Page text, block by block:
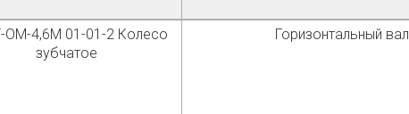
ОМ-4,6М 01-01-2 Колесо
зубчатое
Горизонтальный вал